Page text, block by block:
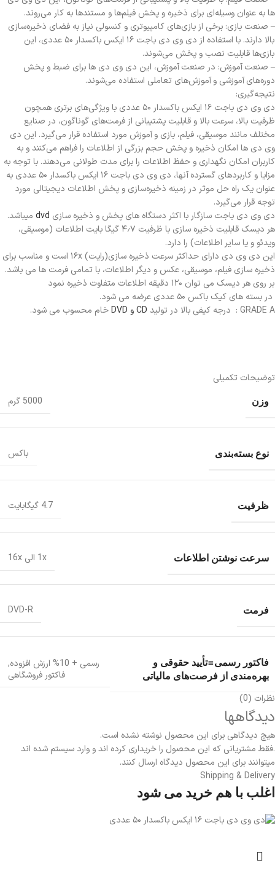
ها به عنوان وسیله‌ای برای ذخیره و پخش فیلم‌ها و مستندها به کار می‌روند.
– صنعت بازی: برخی از بازی‌های کامپیوتری و کنسولی نیاز به فضای ذخیره‌سازی
بالا دارند. با استفاده از دی وی دی باجت ۱۶ ایکس باکسدار ۵۰ عددی، این
بازی‌ها قابلیت نصب و پخش می‌شوند.
– صنعت آموزش: در صنعت آموزش، این دی وی دی ها برای ضبط و پخش
دوره‌های آموزشی و آموزش‌های تعاملی استفاده می‌شوند.
نتیجه‌گیری:
دی وی دی باجت ۱۶ ایکس باکسدار ۵۰ عددی با ویژگی‌های برتری همچون
ظرفیت بالا، سرعت بالا و قابلیت پشتیبانی از فرمت‌های گوناگون، در صنایع
مختلف مانند موسیقی، فیلم، بازی و آموزش مورد استفاده قرار می‌گیرد. این دی
وی دی ها امکان ذخیره و پخش حجم بزرگی از اطلاعات را فراهم می‌کنند و به
کاربران امکان نگهداری و حفظ اطلاعات را برای مدت طولانی می‌دهند. با توجه به
مزایا و کاربردهای گسترده آنها، دی وی دی باجت ۱۶ ایکس باکسدار ۵۰ عددی به
عنوان یک راه حل موثر در زمینه ذخیره‌سازی و پخش اطلاعات دیجیتالی مورد
توجه قرار می‌گیرد.
دی وی دی باجت سازگار با اکثر دستگاه های پخش و ذخیره سازی dvd میباشد.
هر دیسک قابلیت ذخیره سازی با ظرفیت ۴٫۷ گیگا بایت اطلاعات (موسیقی،
ویدئو و یا سایر اطلاعات) را دارد.
این دی وی دی دارای حداکثر سرعت ذخیره سازی(رایت) ۱۶x است و مناسب برای
ذخیره سازی فیلم، موسیقی، عکس و دیگر اطلاعات، با تمامی فرمت ها می باشد.
بر روی هر دیسک می توان ۱۲۰ دقیقه اطلاعات متفاوت ذخیره نمود
در بسته های کیک باکس ۵۰ عددی عرضه می شود.
GRADE A : درجه کیفی بالا در تولید
CD و DVD خام محسوب می شود.
توضیحات تکمیلی
وزن 5000 گرم
نوع بسته‌بندی باکس
ظرفیت 4.7 گیگابایت
سرعت نوشتن اطلاعات 1x الی 16x
فرمت DVD-R
فاکتور رسمی=تأیید حقوقی و
بهره‌مندی از فرصت‌های مالیاتی
رسمی + 10% ارزش افزوده
,
فاکتور فروشگاهی
نظرات (0)
دیدگاهها
هیچ دیدگاهی برای این محصول نوشته نشده است.
.فقط مشتریانی که این محصول را خریداری کرده اند و وارد سیستم شده اند
میتوانند برای این محصول دیدگاه ارسال کنند.
Shipping & Delivery
اغلب با هم خرید می شود